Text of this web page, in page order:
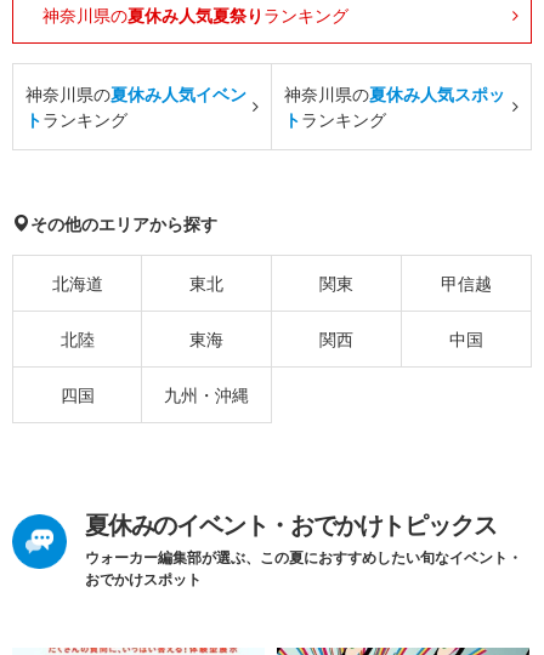
神奈川県の夏休み人気夏祭り ランキング
神奈川県の夏休み人気イベン
トランキング
神奈川県の夏休み人気スポッ
トランキング
その他のエリアから探す
北海道 東北 関東 甲信越
北陸 東海 関西 中国
四国 九州・沖縄
夏休みのイベント・おでかけトピックス
ウォーカー編集部が選ぶ、この夏におすすめしたい旬なイベント・
おでかけスポット